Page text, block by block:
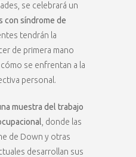
se celebrará un
con síndrome de
tendrán la
de primera mano
se enfrentan a la
personal.
muestra del trabajo
, donde las
de Down y otras
desarrollan sus